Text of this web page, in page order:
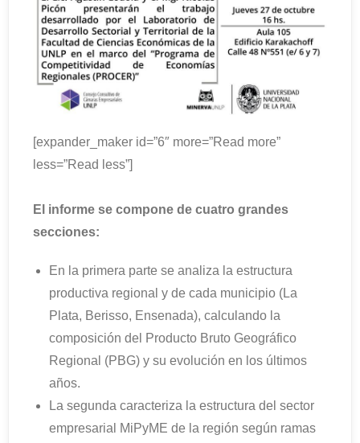
[expander_maker id=”6″ more=”Read more”
less=”Read less”]
El informe se compone de cuatro grandes
secciones:
En la primera parte se analiza la estructura
productiva regional y de cada municipio (La
Plata, Berisso, Ensenada), calculando la
composición del Producto Bruto Geográfico
Regional (PBG) y su evolución en los últimos
años.
La segunda caracteriza la estructura del sector
empresarial MiPyME de la región según ramas